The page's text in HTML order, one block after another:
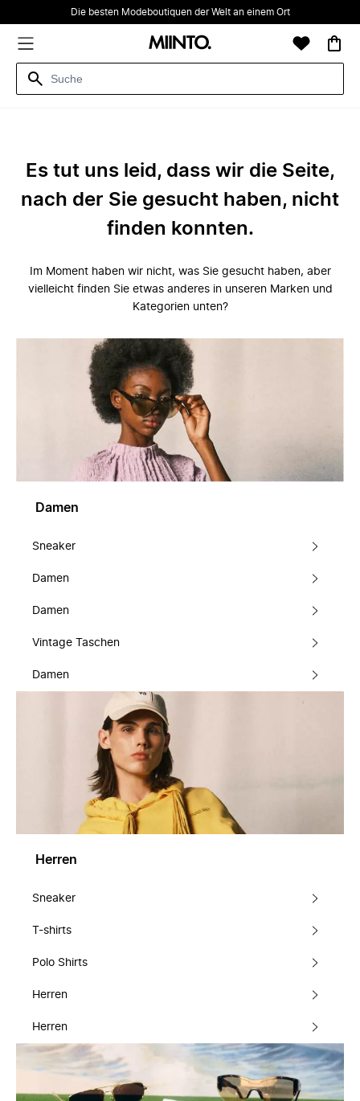
Die besten Modeboutiquen der Welt an einem Ort
Es tut uns leid, dass wir die Seite,
nach der Sie gesucht haben, nicht
finden konnten.
Im Moment haben wir nicht, was Sie gesucht haben, aber
vielleicht finden Sie etwas anderes in unseren Marken und
Kategorien unten?
Damen
Sneaker
Damen
Damen
Vintage Taschen
Damen
Herren
Sneaker
T-shirts
Polo Shirts
Herren
Herren